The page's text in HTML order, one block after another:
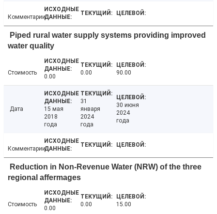
Комментарии
Piped rural water supply systems providing improved
water quality
Стоимость
0.00
0.00 90.00
Дата
15 мая
2018
года
31
января
2024
года
30 июня
2024
года
Комментарии
Reduction in Non-Revenue Water (NRW) of the three
regional affermages
Стоимость
0.00
0.00 15.00